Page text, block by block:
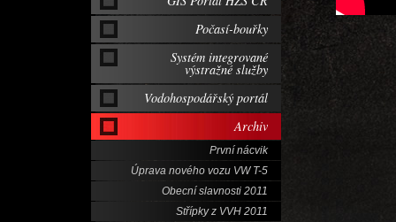
Počasí-bouřky
Systém integrované
výstražné služby
Vodohospodářský portál
Archiv
První nácvik
Úprava nového vozu VW T-5
Obecní slavnosti 2011
Střípky z VVH 2011